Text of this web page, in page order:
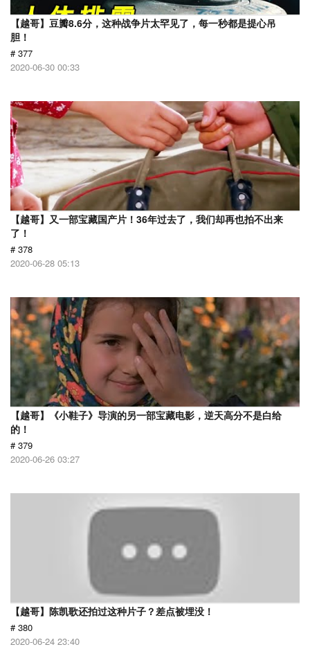
【越哥】豆瓣8.6分，这种战争片太罕见了，每一秒都是提心吊
胆！
# 377
2020-06-30 00:33
【越哥】又一部宝藏国产片！36年过去了，我们却再也拍不出来
了！
# 378
2020-06-28 05:13
【越哥】《小鞋子》导演的另一部宝藏电影，逆天高分不是白给
的！
# 379
2020-06-26 03:27
【越哥】陈凯歌还拍过这种片子？差点被埋没！
# 380
2020-06-24 23:40